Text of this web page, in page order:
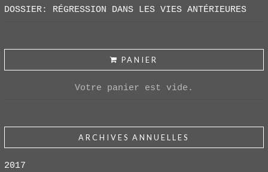
DOSSIER: RÉGRESSION DANS LES VIES ANTÉRIEURES
PANIER
Votre panier est vide.
ARCHIVES ANNUELLES
2017